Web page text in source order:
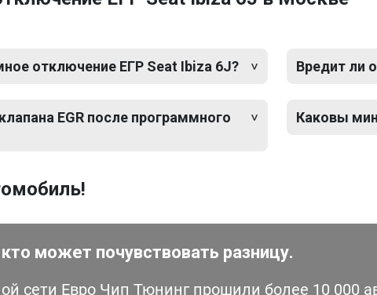
отключение ЕГР Seat Ibiza 6J?
EGR после программного
Вредит ли
Каковы
может почувствовать разницу.
сети Евро Чип Тюнинг прошили более 10 000